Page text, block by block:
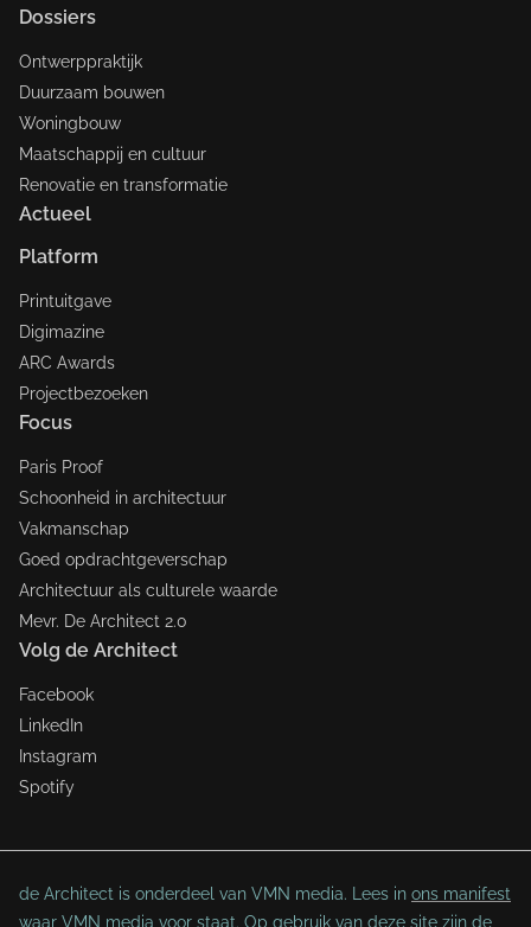
Dossiers
Ontwerppraktijk
Duurzaam bouwen
Woningbouw
Maatschappij en cultuur
Renovatie en transformatie
Actueel
Platform
Printuitgave
Digimazine
ARC Awards
Projectbezoeken
Focus
Paris Proof
Schoonheid in architectuur
Vakmanschap
Goed opdrachtgeverschap
Architectuur als culturele waarde
Mevr. De Architect 2.0
Volg de Architect
Facebook
LinkedIn
Instagram
Spotify
de Architect is onderdeel van VMN media. Lees in ons manifest
waar VMN media voor staat. Op gebruik van deze site zijn de